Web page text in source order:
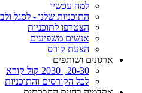
למה עכשיו
התוכניות שלנו - לסגל
הצטרפו לתוכניות
אנשים משפיעים
הצעת קורס
ארגונים ושותפים
20-30 | 2030 קול קורא
לכל הקורסים והתוכניות